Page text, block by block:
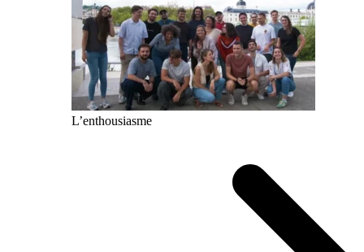
L’enthousiasme